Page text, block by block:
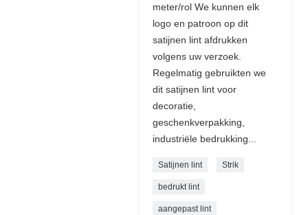
meter/rol We kunnen elk
logo en patroon op dit
satijnen lint afdrukken
volgens uw verzoek.
Regelmatig gebruikten we
dit satijnen lint voor
decoratie,
geschenkverpakking,
industriële bedrukking...
Satijnen lint Strik
bedrukt lint
aangepast lint